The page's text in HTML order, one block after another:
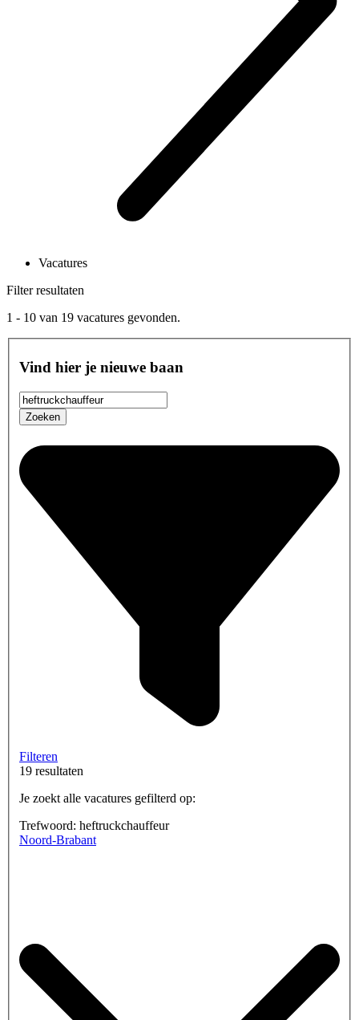
Vacatures
Filter resultaten
1 - 10 van 19 vacatures gevonden.
Vind hier je nieuwe baan
Zoeken
Filteren
19 resultaten
Je zoekt alle vacatures gefilterd op:
Trefwoord: heftruckchauffeur
Noord-Brabant